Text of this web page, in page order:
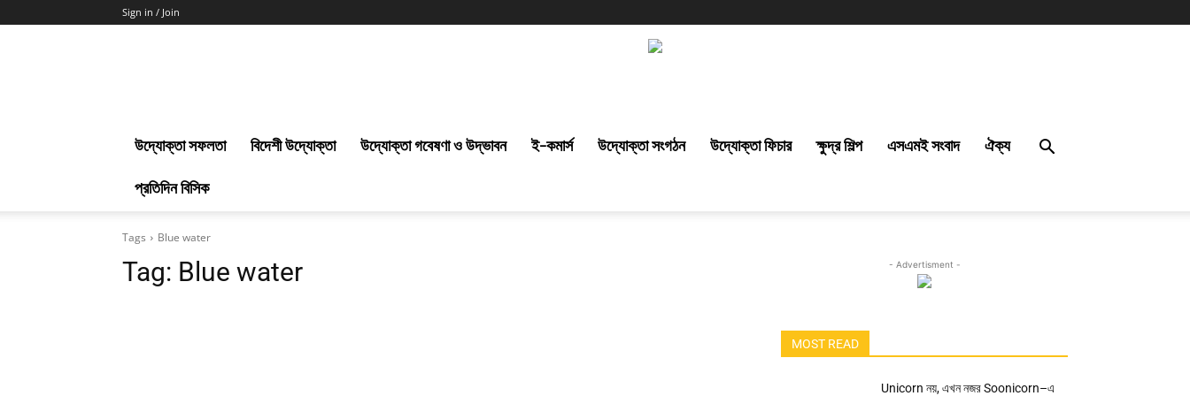
Sign in / Join
উদ্যোক্তা সফলতা বিদেশী উদ্যোক্তা উদ্যোক্তা গবেষণা ও উদ্ভাবন ই-কমার্স উদ্যোক্তা সংগঠন উদ্যোক্তা ফিচার ক্ষুদ্র শিল্প এসএমই সংবাদ ঐক্য
প্রতিদিন বিসিক
Tags Blue water
Tag: Blue water - Advertisment -
MOST READ
Unicorn নয়, এখন নজর Soonicorn–এ